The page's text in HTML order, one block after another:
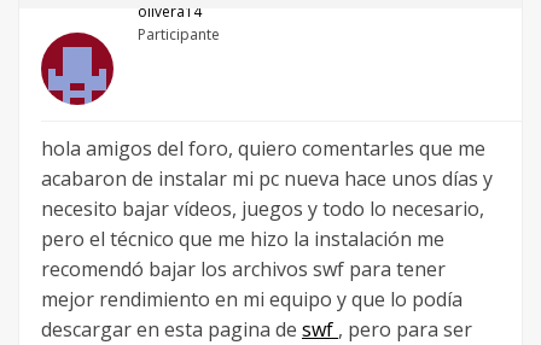
olivera14
Participante
hola amigos del foro, quiero comentarles que me
acabaron de instalar mi pc nueva hace unos días y
necesito bajar vídeos, juegos y todo lo necesario,
pero el técnico que me hizo la instalación me
recomendó bajar los archivos swf para tener
mejor rendimiento en mi equipo y que lo podía
descargar en esta pagina de swf , pero para ser